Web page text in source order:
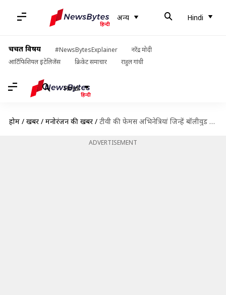
अन्य Hindi
चर्चित विषय #NewsBytesExplainer
नरेंद्र मोदी
आर्टिफिशियल इंटेलिजेंस
क्रिकेट समाचार राहुल गांधी
Hindi
होम / खबरें / मनोरंजन की खबरें / टीवी की फेमस अभिनेत्रियां जिन्हें बॉलीवुड में मिलना चाहिए ब्रेक
ADVERTISEMENT